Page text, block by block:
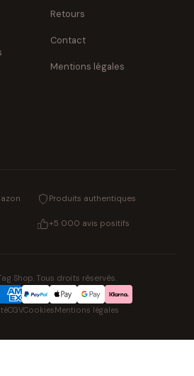
Retours
Contact
Mentions légales
Produits authentiques
+5 000 avis positifs
Shop. Tous droits réservés.
CGVCookiesMentions légales